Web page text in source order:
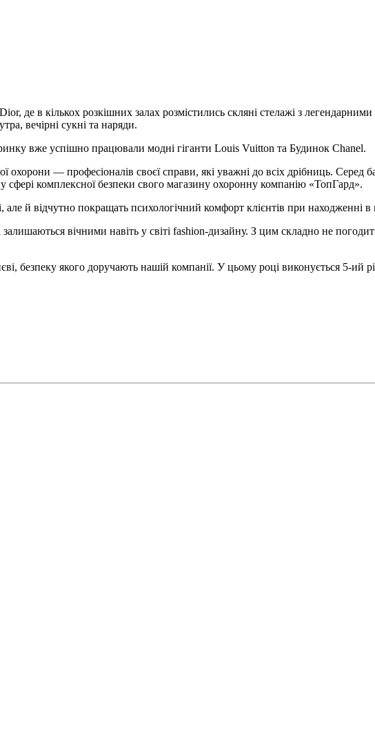
де в кількох розкішних залах розмістились скляні стелажі з
вечірні сукні та наряди.
вже успішно працювали модні гіганти Louis Vuitton та Будинок Chanel.
охорони — професіоналів своєї справи, які уважні до всіх дрібниць. Серед
комплексної безпеки свого магазину охоронну компанію «ТопГард».
й відчутно покращать психологічний комфорт клієнтів при находженні в
вічними навіть у світі fashion-дизайну. З цим складно не
безпеку якого доручають нашій компанії. У цьому році виконується 5-ий